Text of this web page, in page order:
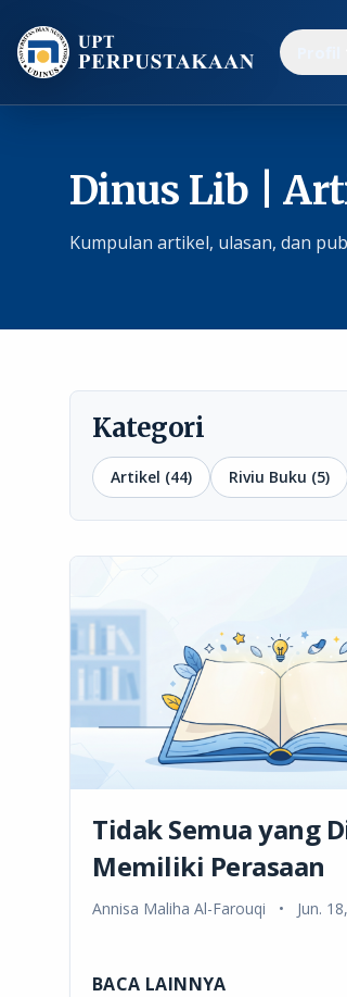
Dinus Lib |
Kumpulan artikel, ulasan, dan
Kategori
Artikel (44) Riviu Buku (5)
Tidak Semua yang
Memiliki Perasaan
Annisa Maliha Al-Farouqi • Jun.
BACA LAINNYA